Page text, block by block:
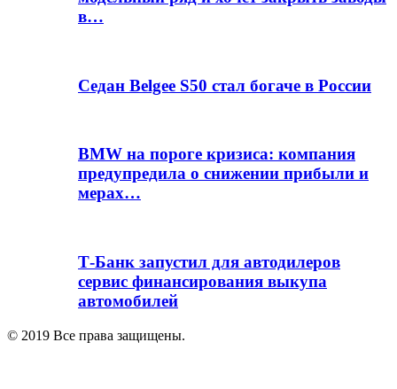
в…
Седан Belgee S50 стал богаче в России
BMW на пороге кризиса: компания
предупредила о снижении прибыли и
мерах…
Т-Банк запустил для автодилеров
сервис финансирования выкупа
автомобилей
© 2019 Все права защищены.